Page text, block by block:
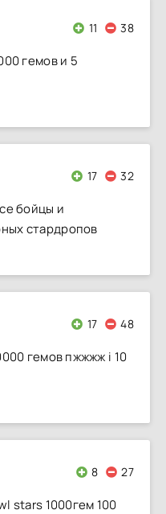
11 38
гемов и 5
17 32
бойцы и
стардропов
17 48
гемов пжжжж і 10
8 27
stars 1000гем 100